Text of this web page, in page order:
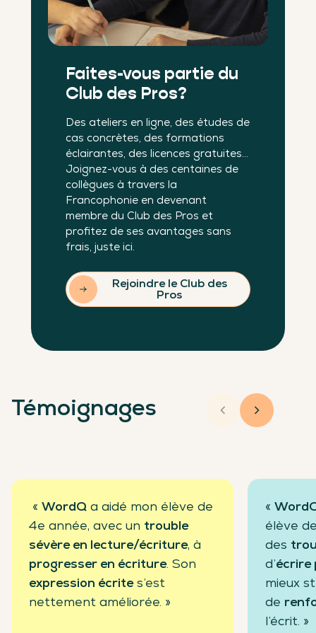
Faites-vous partie du
Club des Pros?
Des ateliers en ligne, des études de
cas concrètes, des formations
éclairantes, des licences gratuites…
Joignez-vous à des centaines de
collègues à travers la
Francophonie en devenant
membre du Club des Pros et
profitez de ses avantages sans
frais, juste ici.
Rejoindre le Club des
Pros
Témoignages
« WordQ a aidé mon élève de
4e année, avec un trouble
sévère en lecture/écriture, à
progresser en écriture. Son
expression écrites’est
nettement améliorée. »
«
élève
des
d’écrire
mieux
de
l’écrit. »